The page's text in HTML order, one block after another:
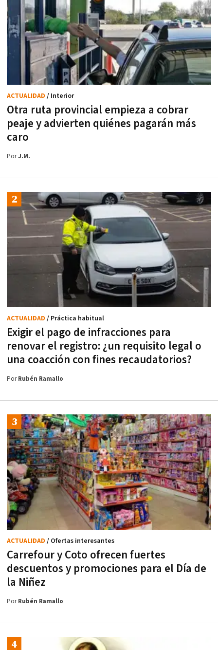
Otra ruta provincial empieza a cobrar
peaje y advierten quiénes pagarán más
caro
ACTUALIDAD / Interior
PorJ.M.
Exigir el pago de infracciones para
renovar el registro: ¿un requisito legal o
una coacción con fines recaudatorios?
ACTUALIDAD / Práctica habitual
PorRubén Ramallo
Carrefour y Coto ofrecen fuertes
descuentos y promociones para el Día de
la Niñez
ACTUALIDAD / Ofertas interesantes
PorRubén Ramallo